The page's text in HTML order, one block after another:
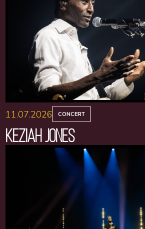
11.07.2026 CONCERT
KEZIAH JONES